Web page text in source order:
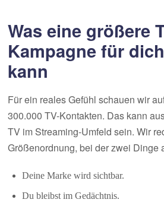
Was eine größere
Kampagne für
kann
Für ein reales Gefühl schauen wir
300.000 TV-Kontakten. Das kann
TV im Streaming-Umfeld sein. Wir
Größenordnung, bei der zwei Dinge
Deine Marke wird sichtbar.
Du bleibst im Gedächtnis.